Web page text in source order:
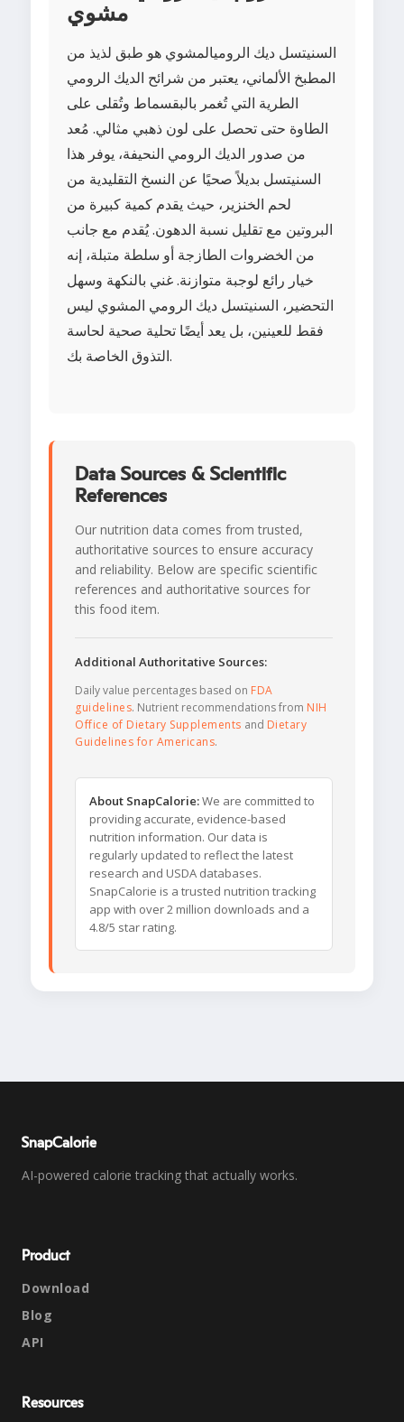
مشوي
السنيتسل ديك الروميالمشوي هو طبق لذيذ من
المطبخ الألماني، يعتبر من شرائح الديك الرومي
الطرية التي تُغمر بالبقسماط وتُقلى على
الطاوة حتى تحصل على لون ذهبي مثالي. مُعد
من صدور الديك الرومي النحيفة، يوفر هذا
السنيتسل بديلاً صحيًا عن النسخ التقليدية من
لحم الخنزير، حيث يقدم كمية كبيرة من
البروتين مع تقليل نسبة الدهون. يُقدم مع جانب
من الخضروات الطازجة أو سلطة متبلة، إنه
خيار رائع لوجبة متوازنة. غني بالنكهة وسهل
التحضير، السنيتسل ديك الرومي المشوي ليس
فقط للعينين، بل يعد أيضًا تحلية صحية لحاسة
التذوق الخاصة بك.
Data Sources & Scientific
References
Our nutrition data comes from trusted,
authoritative sources to ensure accuracy
and reliability. Below are specific scientific
references and authoritative sources for
this food item.
Additional Authoritative Sources:
Daily value percentages based on FDA
guidelines. Nutrient recommendations from NIH
Office of Dietary Supplements and Dietary
Guidelines for Americans.
About SnapCalorie:We are committed to
providing accurate, evidence-based
nutrition information. Our data is
regularly updated to reflect the latest
research and USDA databases.
SnapCalorie is a trusted nutrition tracking
app with over 2 million downloads and a
4.8/5 star rating.
SnapCalorie
AI-powered calorie tracking that actually works.
Product
Download
Blog
API
Resources